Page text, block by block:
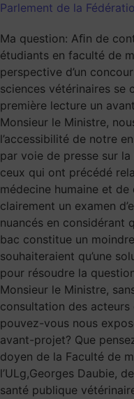
Parlement de la
Ma question: Aﬁn de
étudiants en faculté de
perspective d’un
sciences vétérinaires se
première lecture un
Monsieur le Ministre,
l’accessibilité de notre
par voie de presse sur
ceux qui ont précédé
médecine humaine et
clairement un examen
nuancés en considérant
bac constitue un
souhaiteraient qu’une
pour résoudre la
Monsieur le Ministre,
consultation des
pouvez-vous nous
avant-projet? Que
doyen de la Faculté de
l’ULg,Georges Daubie,
santé publique